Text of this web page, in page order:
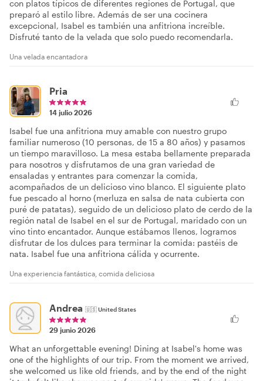
con platos típicos de diferentes regiones de Portugal, que
preparó al estilo libre. Además de ser una cocinera
excepcional, Isabel es también una anfitriona increíble.
Disfruté tanto de la velada que solo puedo recomendarla.
Una velada encantadora
Pria
14 julio 2026
Isabel fue una anfitriona muy amable con nuestro grupo
familiar numeroso (10 personas, de 15 a 80 años) y pasamos
un tiempo maravilloso. La mesa estaba bellamente preparada
para nosotros y disfrutamos de una gran variedad de
ensaladas y entrantes para comenzar la comida,
acompañados de un delicioso vino blanco. El siguiente plato
fue pescado al horno (merluza en salsa de nata cubierta con
puré de patatas), seguido de un delicioso plato de cerdo de la
región natal de Isabel en el sur de Portugal, maridado con un
vino tinto encantador. Aunque estábamos llenos, logramos
disfrutar de los dulces para terminar la comida: pastéis de
nata. Isabel fue una anfitriona cálida y ocurrente.
Una experiencia fantástica, comida deliciosa
Andrea 🇺🇸United States
29 junio 2026
What an unforgettable evening! Dining at Isabel's home was
one of the highlights of our trip. From the moment we arrived,
she welcomed us like old friends, and by the end of the night